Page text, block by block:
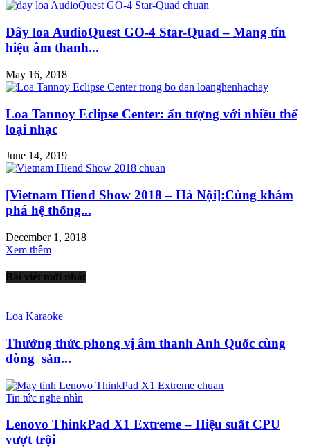
Dây loa AudioQuest GO-4 Star-Quad – Mang tín
hiệu âm thanh...
May 16, 2018
Loa Tannoy Eclipse Center: ấn tượng với nhiều thể
loại nhạc
June 14, 2019
[Vietnam Hiend Show 2018 – Hà Nội]:Cùng khám
phá hệ thống...
December 1, 2018
Xem thêm
Bài viết mới nhất
Loa Karaoke
Thưởng thức phong vị âm thanh Anh Quốc cùng
dòng sản...
Tin tức nghe nhìn
Lenovo ThinkPad X1 Extreme – Hiệu suất CPU
vượt trội